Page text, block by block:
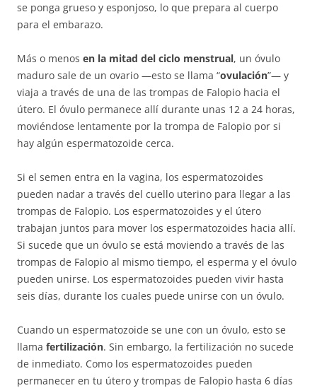
se ponga grueso y esponjoso, lo que prepara al cuerpo
para el embarazo.
Más o menos en la mitad del ciclo menstrual, un óvulo
maduro sale de un ovario —esto se llama “ovulación”— y
viaja a través de una de las trompas de Falopio hacia el
útero. El óvulo permanece allí durante unas 12 a 24 horas,
moviéndose lentamente por la trompa de Falopio por si
hay algún espermatozoide cerca.
Si el semen entra en la vagina, los espermatozoides
pueden nadar a través del cuello uterino para llegar a las
trompas de Falopio. Los espermatozoides y el útero
trabajan juntos para mover los espermatozoides hacia allí.
Si sucede que un óvulo se está moviendo a través de las
trompas de Falopio al mismo tiempo, el esperma y el óvulo
pueden unirse. Los espermatozoides pueden vivir hasta
seis días, durante los cuales puede unirse con un óvulo.
Cuando un espermatozoide se une con un óvulo, esto se
llama fertilización. Sin embargo, la fertilización no sucede
de inmediato. Como los espermatozoides pueden
permanecer en tu útero y trompas de Falopio hasta 6 días